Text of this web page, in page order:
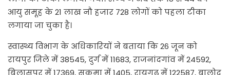
आयु समूह के 21 लाख नौ हजार 728 लोगों को पहला टीका
लगाया जा चुका है।
स्वास्थ्य विभाग के अधिकारियों ने बताया कि 26 जून को
रायपुर जिले में 38545, दुर्ग में 11683, राजनांदगांव में 24592,
बिलासपुर में 17369, सुकमा में 1405, रायगढ़ में 122587, बालोद